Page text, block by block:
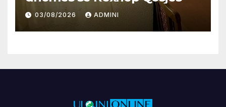
03/08/2026 ADMINI